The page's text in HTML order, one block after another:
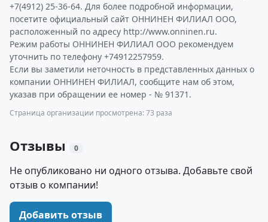
+7(4912) 25-36-64. Для более подробной информации,
посетите официальный сайт ОННИНЕН ФИЛИАЛ ООО,
расположенный по адресу http://www.onninen.ru.
Режим работы ОННИНЕН ФИЛИАЛ ООО рекомендуем
уточнить по телефону +74912257959.
Если вы заметили неточность в представленных данных о
компании ОННИНЕН ФИЛИАЛ, сообщите нам об этом,
указав при обращении ее номер - № 91371.
Страница организации просмотрена: 73 раза
Отзывы 0
Не опубликовано ни одного отзыва. Добавьте свой
отзыв о компании!
Добавить отзыв